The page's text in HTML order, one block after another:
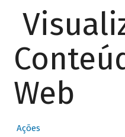
Web
Ações